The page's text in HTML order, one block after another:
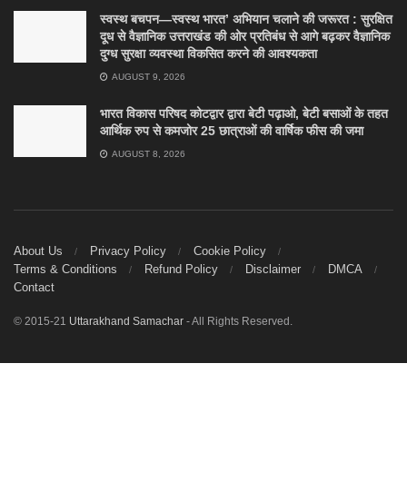
स्वस्थ बचपन—स्वस्थ भारत’ अभियान चलाने की जरूरत : सुरक्षित
दूध से वैज्ञानिक उत्तराखंड की ओर प्रतिबंध से आगे बढ़कर वैज्ञानिक
दुग्ध सुरक्षा व्यवस्था विकसित करने की आवश्यकता
AUGUST 9, 2026
भारत विकास परिषद कोटद्वार द्वारा बेटी पढ़ाओ, बेटी बसाओं के तहत
आर्थिक रुप से कमजोर 25 छात्राओं की वार्षिक फीस की जमा
AUGUST 8, 2026
About Us Privacy Policy
Cookie Policy
Terms & Conditions
Refund Policy Disclaimer
DMCA
Contact
© 2015-21 Uttarakhand Samachar - All Rights Reserved.